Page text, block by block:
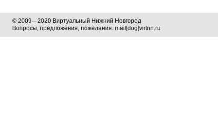
© 2009—2020 Виртуальный Нижний Новгород
Вопросы, предложения, пожелания: mail[dog]virtnn.ru